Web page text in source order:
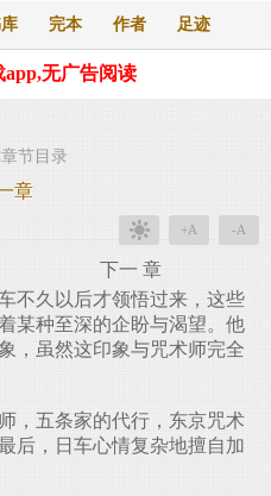
完本 作者 足迹
无广告阅读
节目录
章
+A -A
下一 章
不久以后才领悟过来，这些
某种至深的企盼与渴望。他
，虽然这印象与咒术师完全
，五条家的代行，东京咒术
后，日车心情复杂地擅自加